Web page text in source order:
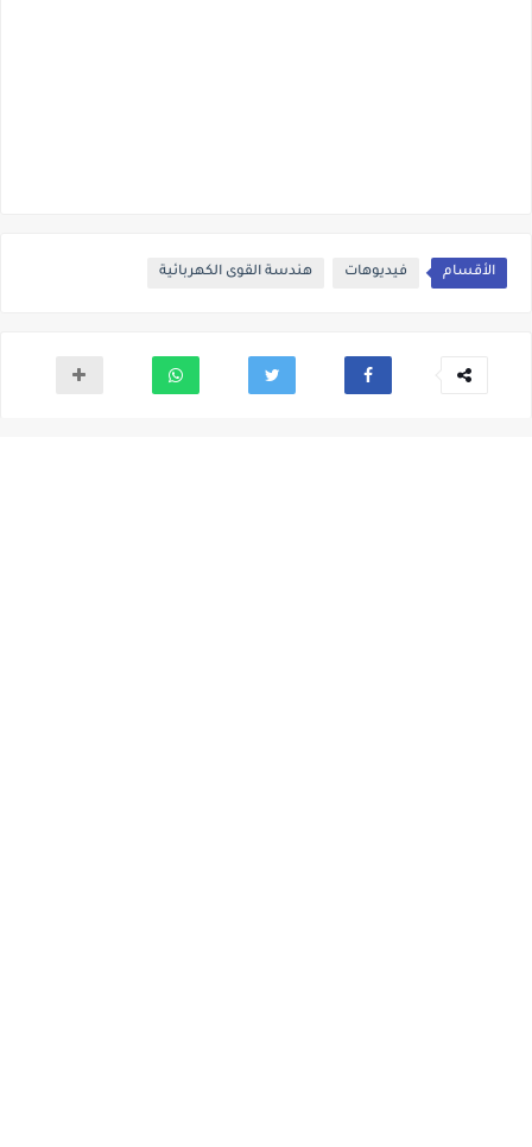
الأقسام فيديوهات هندسة القوى الكهربائية